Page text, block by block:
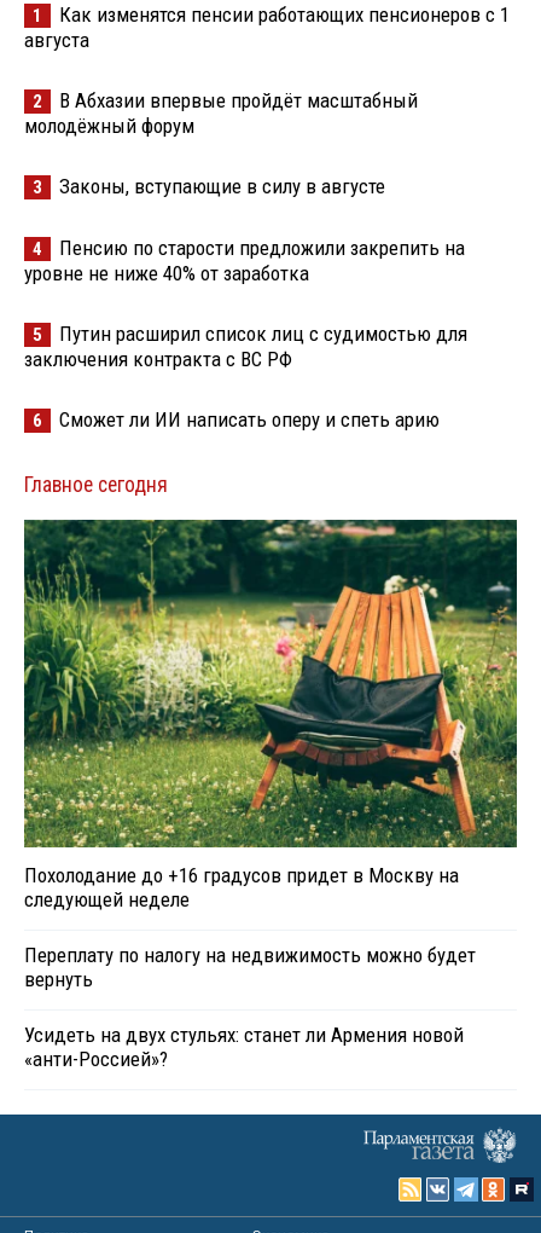
1
Как изменятся пенсии работающих пенсионеров с 1
августа
2
В Абхазии впервые пройдёт масштабный
молодёжный форум
3 Законы, вступающие в силу в августе
4
Пенсию по старости предложили закрепить на
уровне не ниже 40% от заработка
5
Путин расширил список лиц с судимостью для
заключения контракта с ВС РФ
6 Сможет ли ИИ написать оперу и спеть арию
Главное сегодня
Похолодание до +16 градусов придет в Москву на
следующей неделе
Переплату по налогу на недвижимость можно будет
вернуть
Усидеть на двух стульях: станет ли Армения новой
«анти-Россией»?